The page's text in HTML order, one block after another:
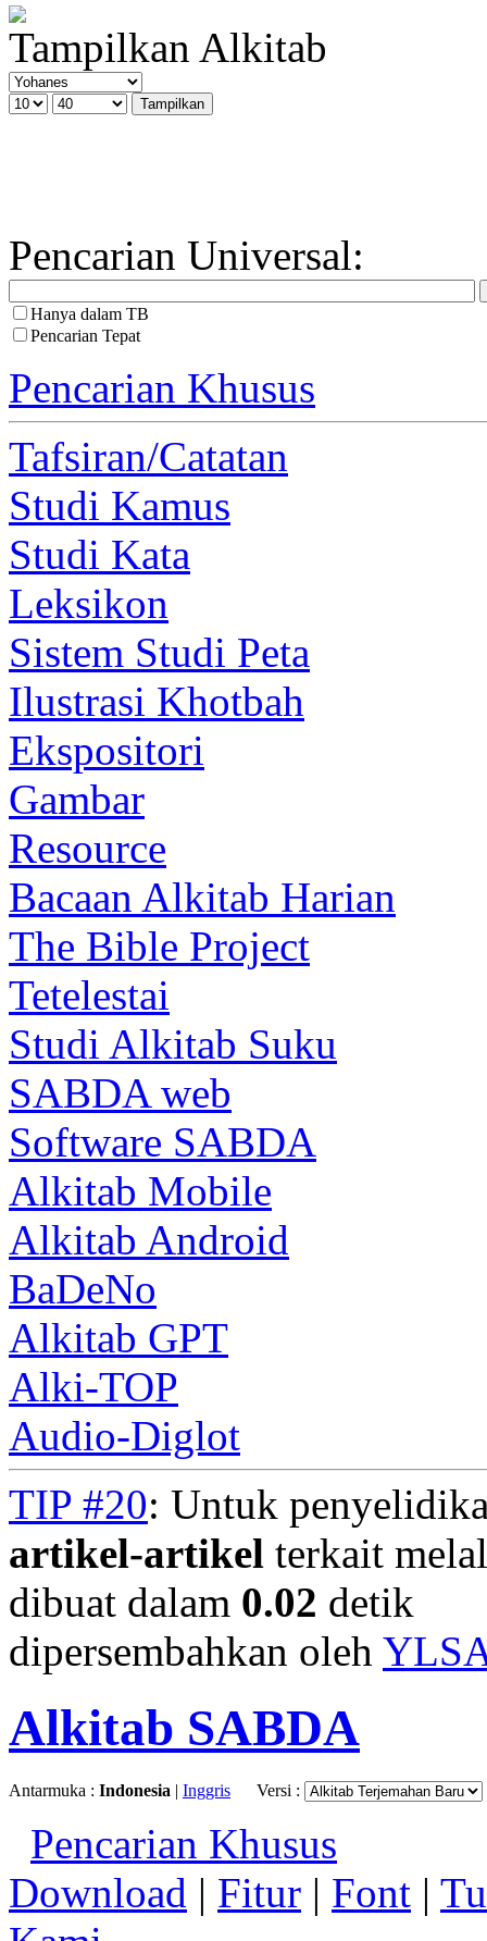
Tampilkan Alkitab
Pencarian Universal:
Hanya dalam TB
Pencarian Tepat
Pencarian Khusus
Tafsiran/Catatan
Studi Kamus
Studi Kata
Leksikon
Sistem Studi Peta
Ilustrasi Khotbah
Ekspositori
Gambar
Resource
Bacaan Alkitab Harian
The Bible Project
Tetelestai
Studi Alkitab Suku
SABDA web
Software SABDA
Alkitab Mobile
Alkitab Android
BaDeNo
Alkitab GPT
Alki-TOP
Audio-Diglot
TIP #20: Untuk
artikel-artikel terkait
dibuat dalam 0.02 detik
dipersembahkan oleh
Alkitab SABDA
Antarmuka : Indonesia | Inggris Versi :
Pencarian Khusus
Download | Fitur | Font |